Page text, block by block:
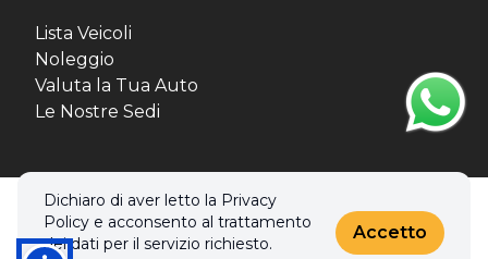
Lista Veicoli
Noleggio
Valuta la Tua Auto
Le Nostre Sedi
Dichiaro di aver letto la Privacy
Policy e acconsento al trattamento
dei dati per il servizio richiesto.
Accetto
© 2026 MBL MOTORS SRL. Tutti i diritti riservati.
Privacy policy & Cookies policy